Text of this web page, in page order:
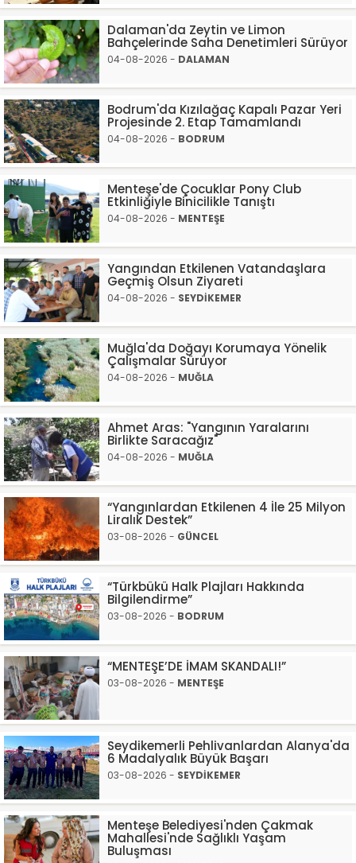
Dalaman'da Zeytin ve Limon
Bahçelerinde Saha Denetimleri Sürüyor
04-08-2026 - DALAMAN
Bodrum'da Kızılağaç Kapalı Pazar Yeri
Projesinde 2. Etap Tamamlandı
04-08-2026 - BODRUM
Menteşe'de Çocuklar Pony Club
Etkinliğiyle Binicilikle Tanıştı
04-08-2026 - MENTEŞE
Yangından Etkilenen Vatandaşlara
Geçmiş Olsun Ziyareti
04-08-2026 - SEYDİKEMER
Muğla'da Doğayı Korumaya Yönelik
Çalışmalar Sürüyor
04-08-2026 - MUĞLA
Ahmet Aras: "Yangının Yaralarını
Birlikte Saracağız"
04-08-2026 - MUĞLA
“Yangınlardan Etkilenen 4 İle 25 Milyon
Liralık Destek”
03-08-2026 - GÜNCEL
“Türkbükü Halk Plajları Hakkında
Bilgilendirme”
03-08-2026 - BODRUM
“MENTEŞE’DE İMAM SKANDALI!”
03-08-2026 - MENTEŞE
Seydikemerli Pehlivanlardan Alanya'da
6 Madalyalık Büyük Başarı
03-08-2026 - SEYDİKEMER
Menteşe Belediyesi'nden Çakmak
Mahallesi'nde Sağlıklı Yaşam
Buluşması